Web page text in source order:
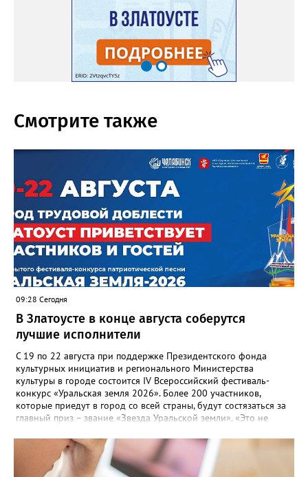
Смотрите также
09:28 Сегодня
В Златоусте в конце августа соберутся
лучшие исполнители
С 19 по 22 августа при поддержке Президентского фонда
культурных инициатив и регионального Министерства
культуры в городе состоится IV Всероссийский фестиваль-
конкурс «Уральская земля 2026». Более 200 участников,
которые приедут в город со всей страны, будут состязаться за
главный приз – звание «Звезда Уральской земли». «Это не
прослушивания участников, мастер-классы от ведущих
наставников, выступления победителей прошлых лет и
приглашённых артистов», - сообщает оргкомитет. Вход на все